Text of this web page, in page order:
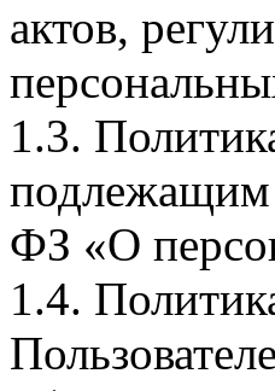
актов,
1.3.
подлежащим
ФЗ «О
1.4.